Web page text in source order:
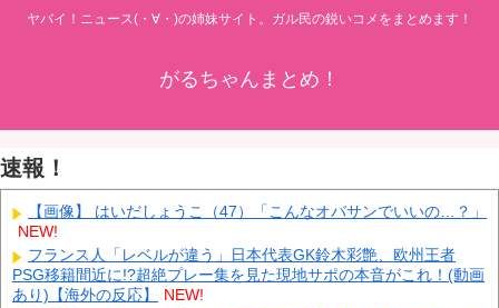
ヤバイ！ニュース(・∀・)の姉妹サイト。ガル民の鋭いコメをまとめます！
がるちゃんまとめ！
速報！
【画像】 はいだしょうこ（47）「こんなオバサンでいいの…？」
NEW!
フランス人「レベルが違う」日本代表GK鈴木彩艶、欧州王者
PSG移籍間近に!?超絶プレー集を見た現地サポの本音がこれ！(動画
あり)【海外の反応】
NEW!